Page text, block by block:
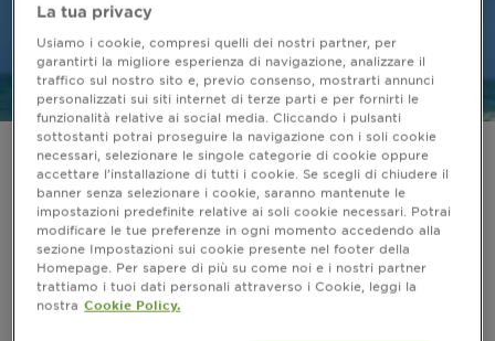
Kids Advanced Sensitive Pelli
chiare, sensibili al sole
I prodotti della linea Advanced Sensitive KIDS sono
appositamente pensati per la pelle sensibile dei
bambini. Tutti i prodotti della linea Advanced
Sensitive KIDS: - hanno un indice di protezione molto
La tua privacy
Usiamo i cookie, compresi quelli dei nostri partner, per
garantirti la migliore esperienza di navigazione, analizzare il
traffico sul nostro sito e, previo consenso, mostrarti annunci
personalizzati sui siti internet di terze parti e per fornirti le
funzionalità relative ai social media. Cliccando i pulsanti
sottostanti potrai proseguire la navigazione con i soli cookie
necessari, selezionare le singole categorie di cookie oppure
accettare l’installazione di tutti i cookie. Se scegli di chiudere il
banner senza selezionare i cookie, saranno mantenute le
impostazioni predefinite relative ai soli cookie necessari. Potrai
modificare le tue preferenze in ogni momento accedendo alla
sezione Impostazioni sui cookie presente nel footer della
Homepage. Per sapere di più su come noi e i nostri partner
trattiamo i tuoi dati personali attraverso i Cookie, leggi la
nostra Cookie Policy.